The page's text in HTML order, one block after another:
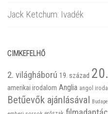
Jack Ketchum: Ivadék
CIMKEFELHŐ
2. világháború 19. század
amerikai irodalom Anglia angol
Betűevők ajánlásával